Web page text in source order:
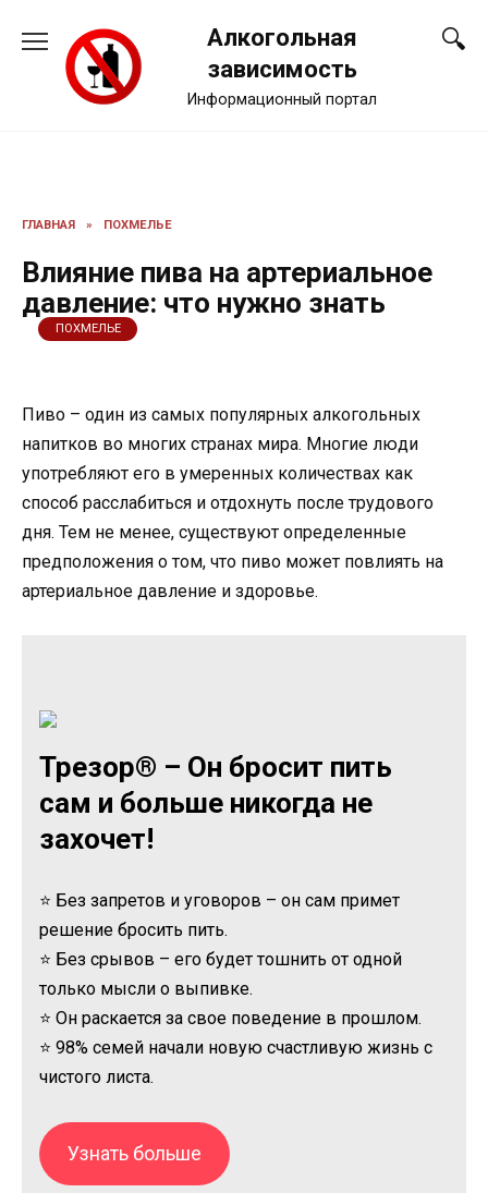
содержанию
Алкогольная
зависимость
Информационный портал
ГЛАВНАЯ » ПОХМЕЛЬЕ
Влияние пива на артериальное
давление: что нужно знать
ПОХМЕЛЬЕ
Пиво – один из самых популярных алкогольных
напитков во многих странах мира. Многие люди
употребляют его в умеренных количествах как
способ расслабиться и отдохнуть после трудового
дня. Тем не менее, существуют определенные
предположения о том, что пиво может повлиять на
артериальное давление и здоровье.
Трезор® – Он бросит пить
сам и больше никогда не
захочет!
⭐ Без запретов и уговоров – он сам примет
решение бросить пить.
⭐ Без срывов – его будет тошнить от одной
только мысли о выпивке.
⭐ Он раскается за свое поведение в прошлом.
⭐ 98% семей начали новую счастливую жизнь с
чистого листа.
Узнать больше